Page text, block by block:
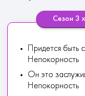
Сезон 3
Придется быть
Непокорность
Он это
Непокорность